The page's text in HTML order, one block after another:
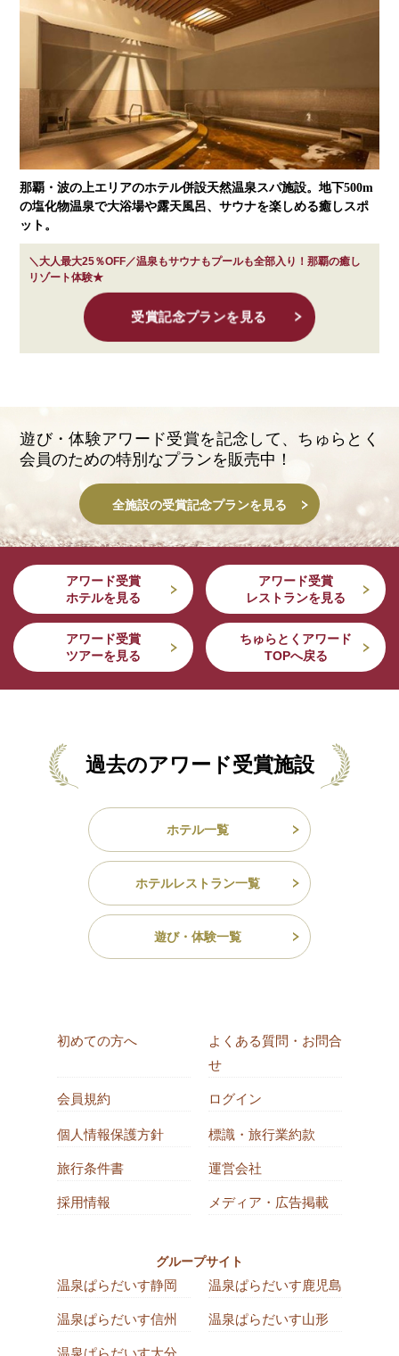
那覇・波の上エリアのホテル併設天然温泉スパ施設。地下500m
の塩化物温泉で大浴場や露天風呂、サウナを楽しめる癒しスポ
ット。
＼大人最大25％OFF／温泉もサウナもプールも全部入り！那覇の癒し
リゾート体験★
受賞記念プランを見る
遊び・体験アワード受賞を記念して、 ちゅらとく
会員のための特別なプランを販売中！
全施設の受賞記念プランを見る
アワード受賞
ホテルを見る
アワード受賞
レストランを見る
アワード受賞
ツアーを見る
ちゅらとくアワード
TOPへ戻る
過去のアワード受賞施設
ホテル一覧
ホテルレストラン一覧
遊び・体験一覧
初めての方へ
よくある質問・お問合
せ
会員規約 ログイン
個人情報保護方針 標識・旅行業約款
旅行条件書 運営会社
採用情報 メディア・広告掲載
グループサイト
温泉ぱらだいす静岡 温泉ぱらだいす鹿児島
温泉ぱらだいす信州 温泉ぱらだいす山形
温泉ぱらだいす大分